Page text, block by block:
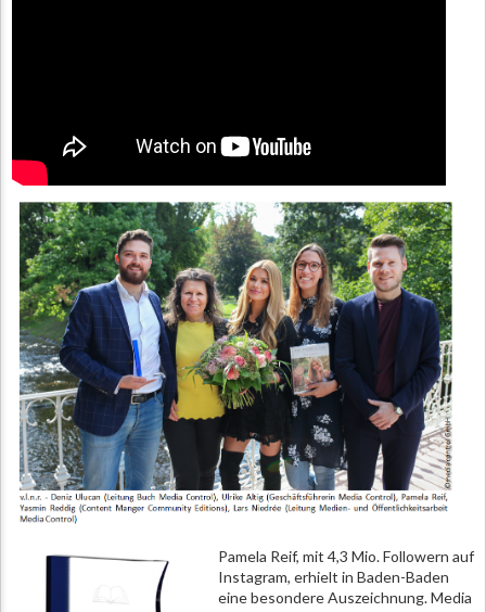
Pamela Reif, mit 4,3 Mio. Followern auf
Instagram, erhielt in Baden-Baden
eine besondere Auszeichnung. Media